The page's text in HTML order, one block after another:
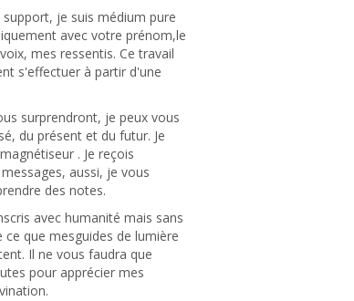
support, je suis médium pure
avec votre prénom,le
mes ressentis. Ce travail
s'effectuer à partir d'une
surprendront, je peux vous
du présent et du futur. Je
. Je reçois
aussi, je vous
des notes.
avec humanité mais sans
ce que mesguides de lumière
Il ne vous faudra que
pour apprécier mes